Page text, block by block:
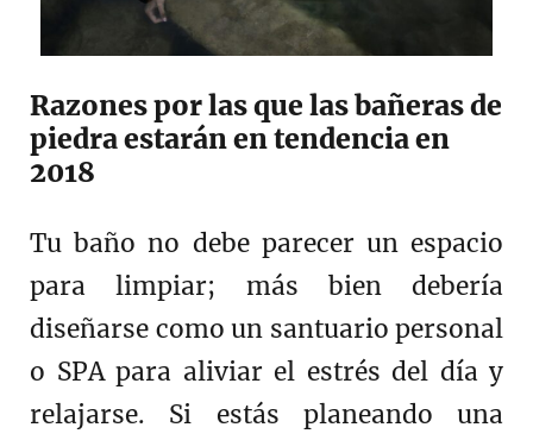
Razones por las que las bañeras de
piedra estarán en tendencia en
2018
Tu baño no debe parecer un espacio
para limpiar; más bien debería
diseñarse como un santuario personal
o SPA para aliviar el estrés del día y
relajarse. Si estás planeando una